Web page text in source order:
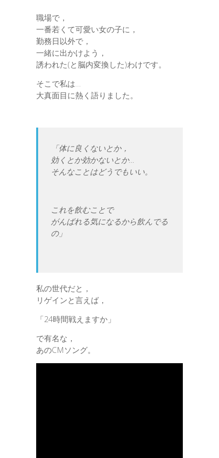
職場で，
一番若くて可愛い女の子に，
勤務日以外で，
一緒に出かけよう，
誘われた(と脳内変換した)わけです。
そこで私は…
大真面目に熱く語りました。
「体に良くないとか，
効くとか効かないとか…
そんなことはどうでもいい。
これを飲むことで
がんばれる気になるから飲んでる
の」
私の世代だと，
リゲインと言えば，
「24時間戦えますか」
で有名な，
あのCMソング。